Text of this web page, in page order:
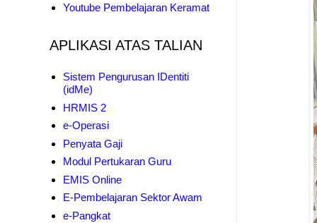
Youtube Pembelajaran Keramat
APLIKASI ATAS TALIAN
Sistem Pengurusan IDentiti
(idMe)
HRMIS 2
e-Operasi
Penyata Gaji
Modul Pertukaran Guru
EMIS Online
E-Pembelajaran Sektor Awam
e-Pangkat